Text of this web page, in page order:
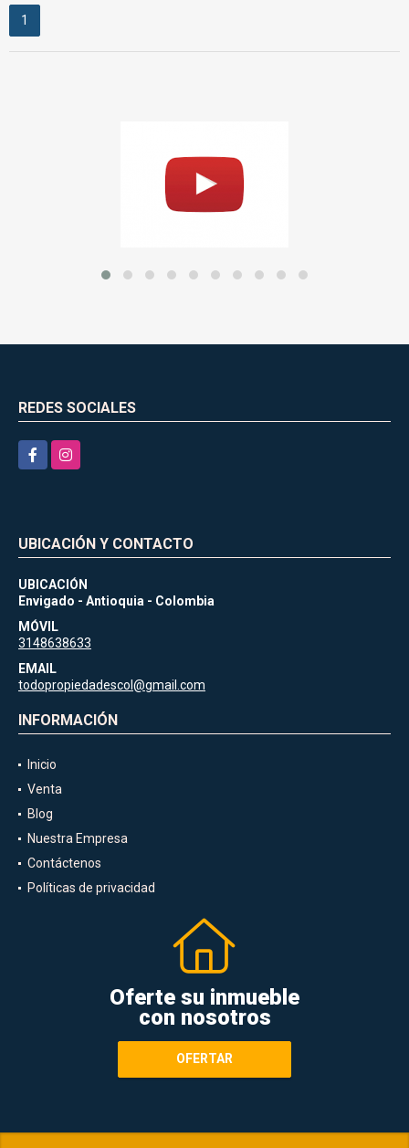
1
REDES SOCIALES
FacebookInstagram
UBICACIÓN Y CONTACTO
UBICACIÓN
Envigado - Antioquia - Colombia
MÓVIL
3148638633
EMAIL
todopropiedadescol@gmail.com
INFORMACIÓN
Inicio
Venta
Blog
Nuestra Empresa
Contáctenos
Políticas de privacidad
Oferte su inmueble
con nosotros
OFERTAR